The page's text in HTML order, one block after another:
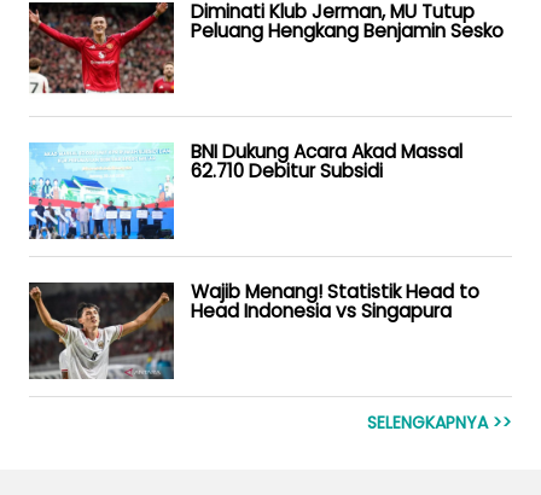
Diminati Klub Jerman, MU Tutup
Peluang Hengkang Benjamin Sesko
BNI Dukung Acara Akad Massal
62.710 Debitur Subsidi
Wajib Menang! Statistik Head to
Head Indonesia vs Singapura
SELENGKAPNYA >>